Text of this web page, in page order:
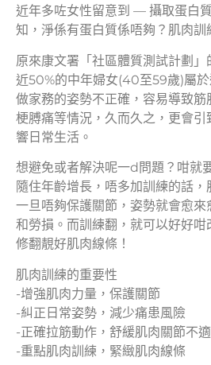
近年多咗女性留意到 — 攝取蛋白
知，淨係有蛋白質係唔夠？肌肉訓
原來康文署「社區體質測試計劃
近50%的中年婦女(40至59歲)屬
做家務的姿勢不正確，容易導致
梗膊痛等情況，久而久之，更會
響日常生活。
想避免或者解決呢一d問題？咁就
隨住年齡增長，唔多加訓練的話
一旦唔夠保護關節，姿勢就會愈
和勞損。而訓練翻，就可以好好
修翻靚好肌肉線條！
肌肉訓練的重要性
-增強肌肉力量，保護關節
-糾正日常姿勢，減少痛患風險
-正確拉筋動作，舒緩肌肉關節不適
-重點肌肉訓練，緊緻肌肉線條